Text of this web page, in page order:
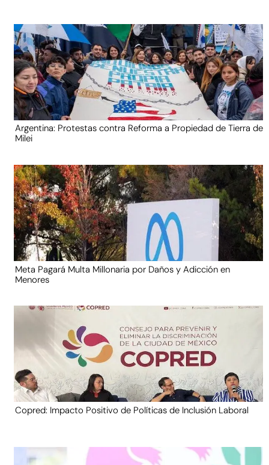
Argentina: Protestas contra Reforma a Propiedad de Tierra de
Milei
Meta Pagará Multa Millonaria por Daños y Adicción en
Menores
Copred: Impacto Positivo de Políticas de Inclusión Laboral